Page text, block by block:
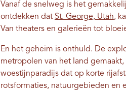
Vanaf de snelweg is het
ontdekken dat St. George, Utah,
Van theaters en galerieën tot
En het geheim is onthuld. De
metropolen van het land
woestijnparadijs dat op korte
rotsformaties, natuurgebieden en